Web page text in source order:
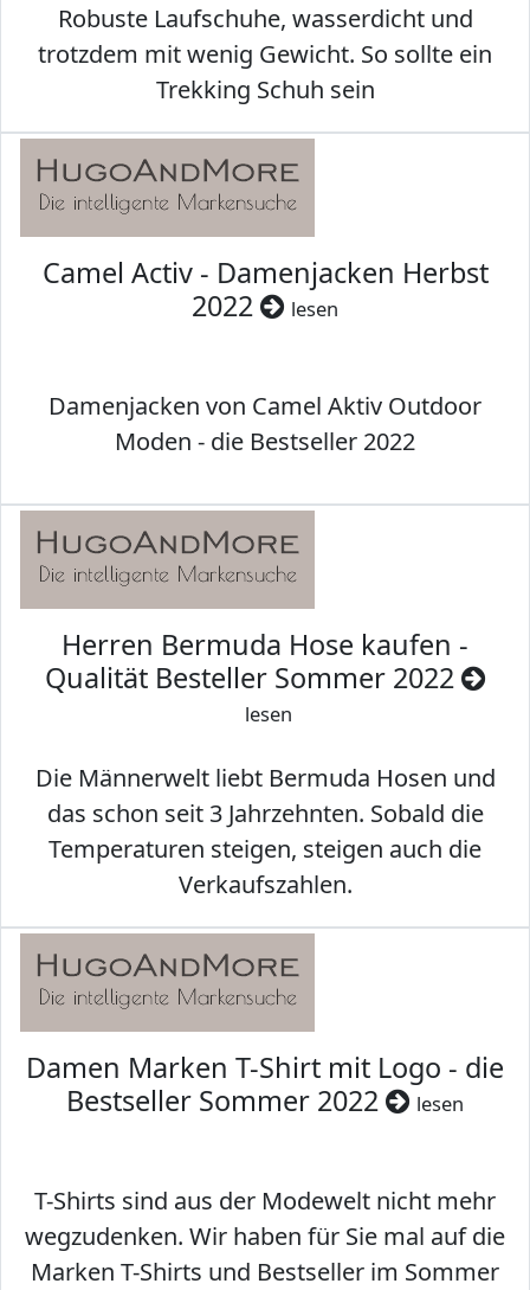
Robuste Laufschuhe, wasserdicht und
trotzdem mit wenig Gewicht. So sollte ein
Trekking Schuh sein
Camel Activ - Damenjacken Herbst
2022
lesen
Damenjacken von Camel Aktiv Outdoor
Moden - die Bestseller 2022
Herren Bermuda Hose kaufen -
Qualität Besteller Sommer 2022
lesen
Die Männerwelt liebt Bermuda Hosen und
das schon seit 3 Jahrzehnten. Sobald die
Temperaturen steigen, steigen auch die
Verkaufszahlen.
Damen Marken T-Shirt mit Logo - die
Bestseller Sommer 2022
lesen
T-Shirts sind aus der Modewelt nicht mehr
wegzudenken. Wir haben für Sie mal auf die
Marken T-Shirts und Bestseller im Sommer